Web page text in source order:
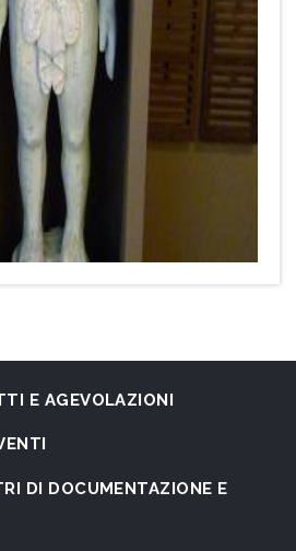
E AGEVOLAZIONI
DI DOCUMENTAZIONE E